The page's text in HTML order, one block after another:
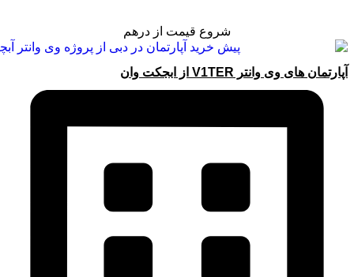
شروع قیمت از درهم
آپارتمان های وی وانتر V1TER از ابجکت وان